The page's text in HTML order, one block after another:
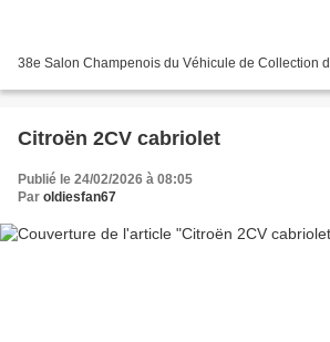
38e Salon Champenois du Véhicule de Collection
Citroën 2CV cabriolet
Publié le 24/02/2026 à 08:05
Par oldiesfan67